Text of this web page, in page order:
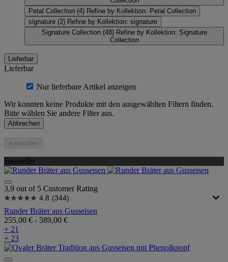
Petal Collection (4) Refine by Kollektion: Petal Collection
signature (2) Refine by Kollektion: signature
Signature Collection (48) Refine by Kollektion: Signature
Collection
Lieferbar
Lieferbar
Nur lieferbare Artikel anzeigen
Wir konnten keine Produkte mit den ausgewählten Filtern finden.
Bitte wählen Sie andere Filter aus.
Abbrechen
Anwenden
Bestseller
3,9 out of 5 Customer Rating
4.8 (344)
Runder Bräter aus Gusseisen
255,00 € - 589,00 €
+ 21
+ 23